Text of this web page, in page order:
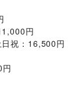
円
祝：16,500円